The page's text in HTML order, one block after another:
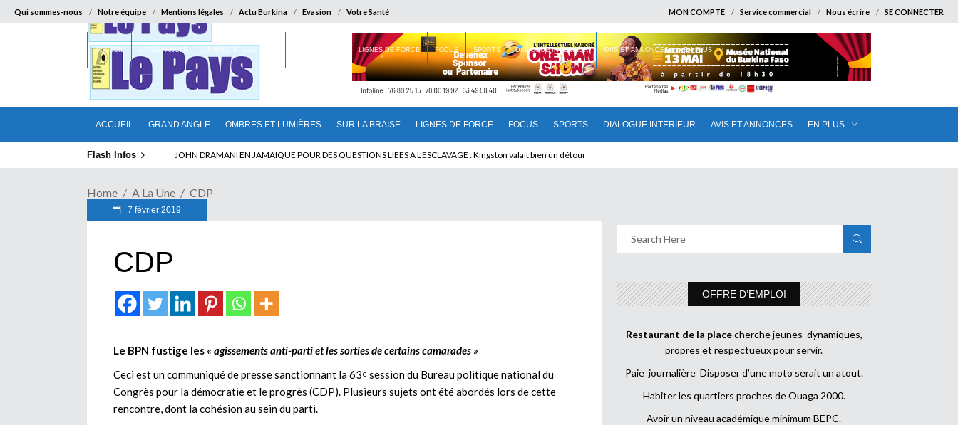
Qui sommes-nous Notre équipe Mentions légales Actu Burkina Evasion Votre Santé MON COMPTE Service commercial Nous écrire SE CONNECTER
ACCUEIL GRAND ANGLE OMBRES ET LUMIÈRES SUR LA BRAISE LIGNES DE FORCE FOCUS SPORTS DIALOGUE INTERIEUR AVIS ET ANNONCES EN PLUS
ACCUEIL GRAND ANGLE OMBRES ET LUMIÈRES LIGNES DE FORCE FOCUS SPORTS DIALOGUE INTERIEUR AVIS ET ANNONCES EN PLUS
Flash Infos ELECTION DE TALON A LA TETE DU SENAT BENINOIS : Quand Patrice quitte le pouvoir sans partir !
Home A La Une CDP
7 février 2019
CDP
Le BPN fustige les « agissements anti-parti et les sorties de certains camarades »
Ceci est un communiqué de presse sanctionnant la 63e session du Bureau politique national du
Congrès pour la démocratie et le progrès (CDP). Plusieurs sujets ont été abordés lors de cette
rencontre, dont la cohésion au sein du parti.
OFFRE D’EMPLOI
Restaurant de la placecherche jeunes dynamiques,
propres et respectueux pour servir.
Paie journalière Disposer d’une moto serait un atout.
Habiter les quartiers proches de Ouaga 2000.
Avoir un niveau académique minimum BEPC.